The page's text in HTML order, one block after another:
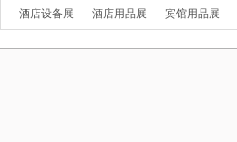
酒店设备展 酒店用品展 宾馆用品展